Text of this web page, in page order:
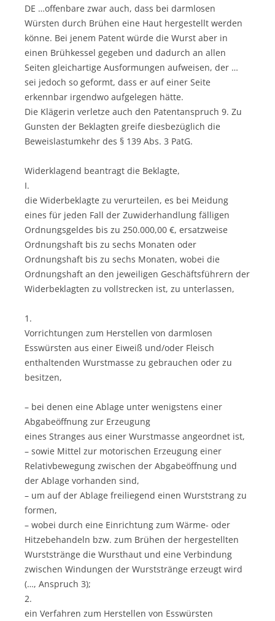
DE …offenbare zwar auch, dass bei darmlosen
Würsten durch Brühen eine Haut hergestellt werden
könne. Bei jenem Patent würde die Wurst aber in
einen Brühkessel gegeben und dadurch an allen
Seiten gleichartige Ausformungen aufweisen, der …
sei jedoch so geformt, dass er auf einer Seite
erkennbar irgendwo aufgelegen hätte.
Die Klägerin verletze auch den Patentanspruch 9. Zu
Gunsten der Beklagten greife diesbezüglich die
Beweislastumkehr des § 139 Abs. 3 PatG.
Widerklagend beantragt die Beklagte,
I.
die Widerbeklagte zu verurteilen, es bei Meidung
eines für jeden Fall der Zuwiderhandlung fälligen
Ordnungsgeldes bis zu 250.000,00 €, ersatzweise
Ordnungshaft bis zu sechs Monaten oder
Ordnungshaft bis zu sechs Monaten, wobei die
Ordnungshaft an den jeweiligen Geschäftsführern der
Widerbeklagten zu vollstrecken ist, zu unterlassen,
1.
Vorrichtungen zum Herstellen von darmlosen
Esswürsten aus einer Eiweiß und/oder Fleisch
enthaltenden Wurstmasse zu gebrauchen oder zu
besitzen,
– bei denen eine Ablage unter wenigstens einer
Abgabeöffnung zur Erzeugung
eines Stranges aus einer Wurstmasse angeordnet ist,
– sowie Mittel zur motorischen Erzeugung einer
Relativbewegung zwischen der Abgabeöffnung und
der Ablage vorhanden sind,
– um auf der Ablage freiliegend einen Wurststrang zu
formen,
– wobei durch eine Einrichtung zum Wärme- oder
Hitzebehandeln bzw. zum Brühen der hergestellten
Wurststränge die Wursthaut und eine Verbindung
zwischen Windungen der Wurststränge erzeugt wird
(…, Anspruch 3);
2.
ein Verfahren zum Herstellen von Esswürsten